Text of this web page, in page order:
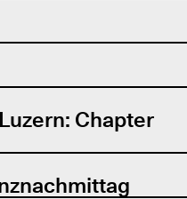
Chapter